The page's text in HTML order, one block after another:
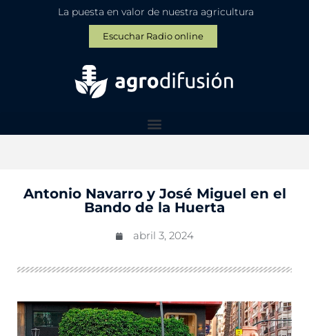
La puesta en valor de nuestra agricultura
Escuchar Radio online
Antonio Navarro y José Miguel en el
Bando de la Huerta
abril 3, 2024